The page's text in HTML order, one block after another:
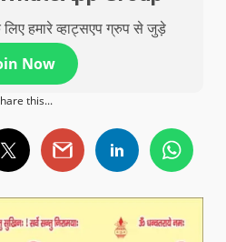
हमारे व्हाट्सएप ग्रुप से जुड़े
Now
this...